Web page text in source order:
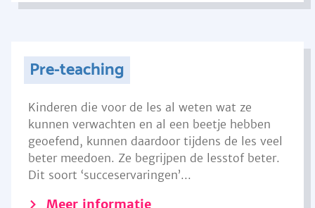
Pre-teaching
Kinderen die voor de les al weten wat ze
kunnen verwachten en al een beetje hebben
geoefend, kunnen daardoor tijdens de les veel
beter meedoen. Ze begrijpen de lesstof beter.
Dit soort ‘succeservaringen’...
Meer informatie